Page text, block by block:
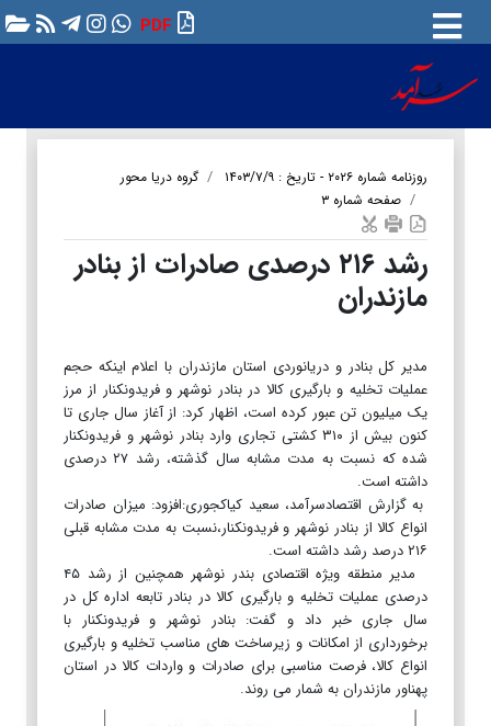
PDF
روزنامه شماره ۲۰۲۶ - تاریخ : ۱۴۰۳/۷/۹
گروه دریا محور
صفحه شماره ۳
رشد ۲۱۶ درصدی صادرات از بنادر
مازندران
مدیر کل بنادر و دریانوردی استان مازندران با اعلام اینکه حجم
عملیات تخلیه و بارگیری کالا در بنادر نوشهر و فریدونکنار از مرز
یک میلیون تن عبور کرده است، اظهار کرد: از آغاز سال جاری تا
کنون بیش از ۳۱۰ کشتی تجاری وارد بنادر نوشهر و فریدونکنار
شده که نسبت به مدت مشابه سال گذشته، رشد ۲۷ درصدی
داشته است.
به گزارش اقتصادسرآمد، سعید کیاکجوری:افزود: میزان صادرات
انواع کالا از بنادر نوشهر و فریدونکنار،نسبت به مدت مشابه قبلی
۲۱۶ درصد رشد داشته است.
مدیر منطقه ویژه اقتصادی بندر نوشهر همچنین از رشد ۴۵
درصدی عملیات تخلیه و بارگیری کالا در بنادر تابعه اداره کل در
سال جاری خبر داد و گفت: بنادر نوشهر و فریدونکنار با
برخورداری از امکانات و زیرساخت های مناسب تخلیه و بارگیری
انواع کالا، فرصت مناسبی برای صادرات و واردات کالا در استان
پهناور مازندران به شمار می روند.